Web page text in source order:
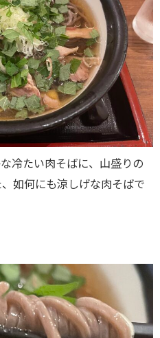
冷たい肉そばに、山盛りの
如何にも涼しげな肉そばで